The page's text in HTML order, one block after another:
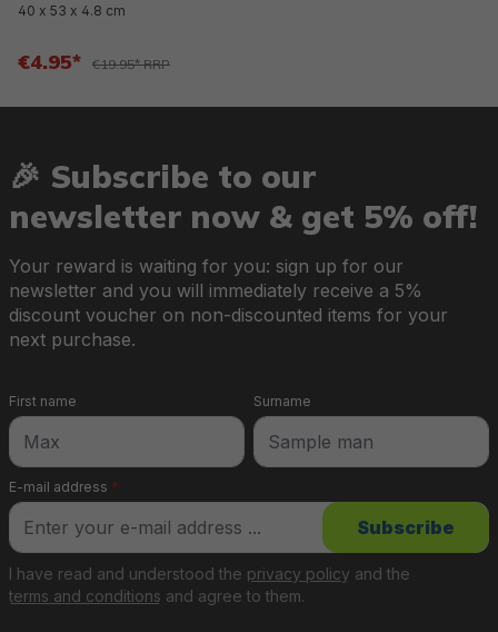
40 x 53 x 4.8 cm
€4.95* €19.95* RRP
🎉 Subscribe to our
newsletter now & get 5% off!
Your reward is waiting for you: sign up for our
newsletter and you will immediately receive a 5%
discount voucher on non-discounted items for your
next purchase.
E-mail address *
First name Surname
I have read and understood the privacy policy and the
terms and conditions and agree to them.
Subscribe